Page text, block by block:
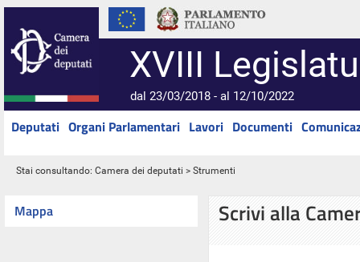
XVIII
dal 23/03/2018 - al 12/10/2022
Deputati Organi Parlamentari Lavori Documenti
Stai consultando: Camera dei deputati > Strumenti
Mappa Scrivi alla